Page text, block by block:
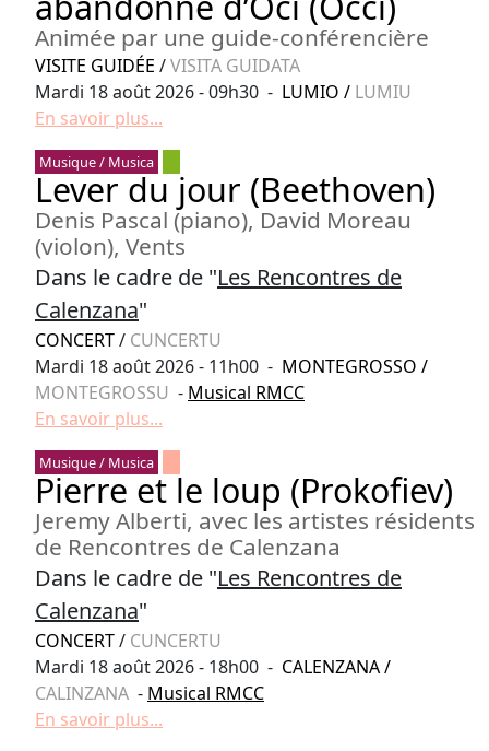
Animée par une guide-conférencière
VISITE GUIDÉE /VISITA GUIDATA
Mardi 18 août 2026 - 09h30 - LUMIO / LUMIU
En savoir plus...
Musique / Musica
Lever du jour (Beethoven)
Denis Pascal (piano), David Moreau
(violon), Vents
Dans le cadre de "Les Rencontres de
Calenzana"
CONCERT/ CUNCERTU
Mardi 18 août 2026 - 11h00 - MONTEGROSSO /
MONTEGROSSU - Musical RMCC
En savoir plus...
Musique / Musica
Pierre et le loup (Prokofiev)
Jeremy Alberti, avec les artistes résidents
de Rencontres de Calenzana
Dans le cadre de "Les Rencontres de
Calenzana"
CONCERT/ CUNCERTU
Mardi 18 août 2026 - 18h00 - CALENZANA/
CALINZANA - Musical RMCC
En savoir plus...